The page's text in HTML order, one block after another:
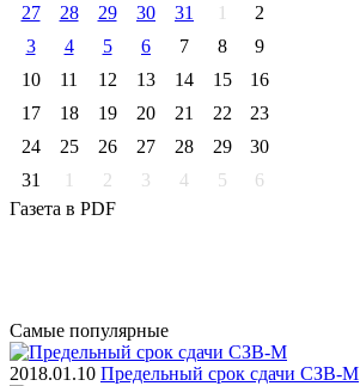
27
28 29 30 31 1
2
3
4 5 6 7 8
9
10
11 12 13 14 15
16
17
18 19 20 21 22
23
24
25 26 27 28 29
30
31
1 2 3 4 5
6
Газета в PDF
Самые популярные
2018.01.10 Предельный срок сдачи СЗВ-М